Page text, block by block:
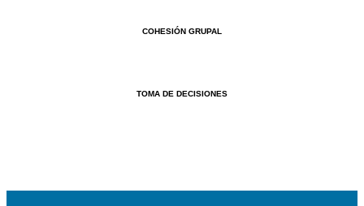
COHESIÓN GRUPAL
TOMA DE DECISIONES